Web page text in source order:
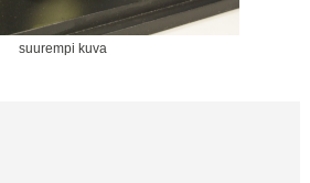
suurempi kuva